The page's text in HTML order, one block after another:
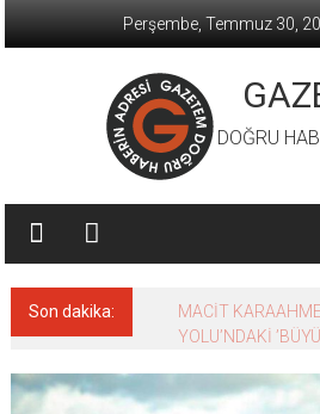
Perşembe, Temmuz 30,
DOĞRU
Son dakika:
MACİT
YOLU’NDAKİ